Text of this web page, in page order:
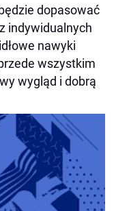
dopasować
indywidualnych
nawyki
wszystkim
wygląd i dobrą